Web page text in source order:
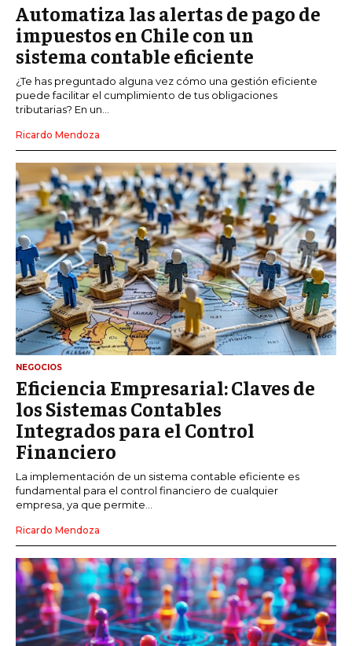
Automatiza las alertas de pago de
impuestos en Chile con un
sistema contable eficiente
¿Te has preguntado alguna vez cómo una gestión eficiente
puede facilitar el cumplimiento de tus obligaciones
tributarias? En un...
Ricardo Mendoza
NEGOCIOS
Eficiencia Empresarial: Claves de
los Sistemas Contables
Integrados para el Control
Financiero
La implementación de un sistema contable eficiente es
fundamental para el control financiero de cualquier
empresa, ya que permite...
Ricardo Mendoza